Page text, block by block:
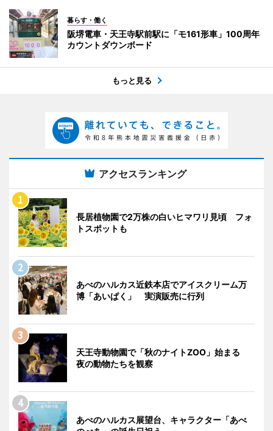
暮らす・働く
阪堺電車・天王寺駅前駅に「モ161形車」100周年
カウントダウンボード
もっと見る
アクセスランキング
長居植物園で2万株の白いヒマワリ見頃 フォ
トスポットも
あべのハルカス近鉄本店でアイスクリーム万
博「あいぱく」 実演販売に行列
天王寺動物園で「秋のナイトZOO」始まる
夜の動物たちを観察
あべのハルカス展望台、キャラクター「あべ